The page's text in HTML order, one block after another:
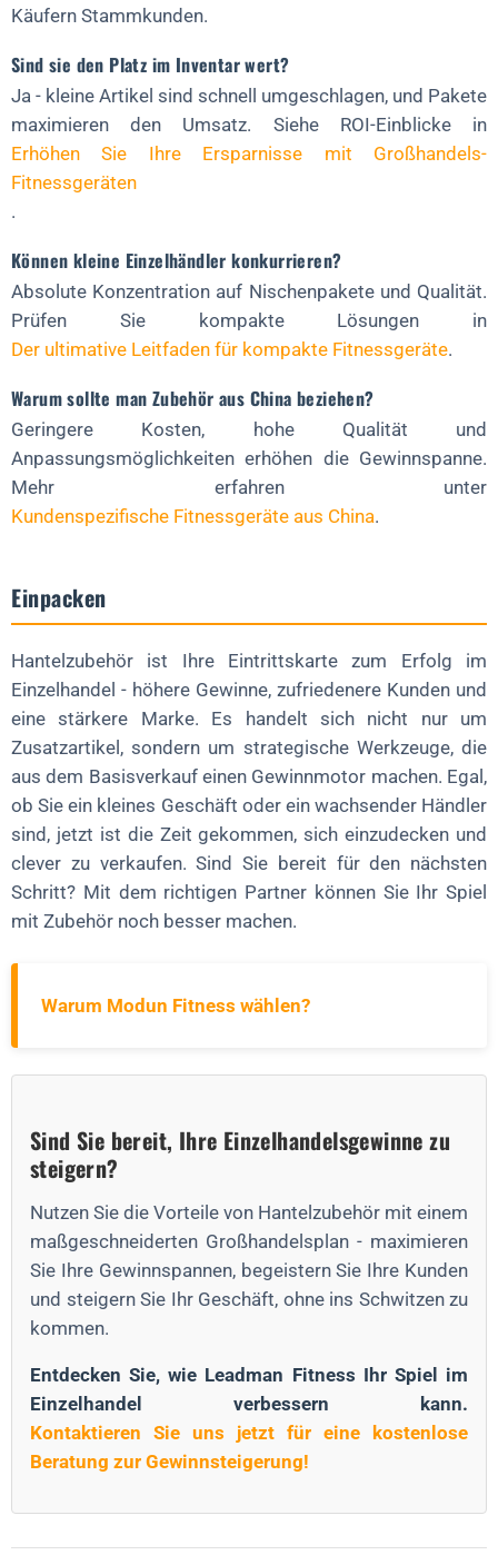
Käufern Stammkunden.
Sind sie den Platz im Inventar wert?
Ja - kleine Artikel sind schnell umgeschlagen, und Pakete
maximieren den Umsatz. Siehe ROI-Einblicke in
Erhöhen Sie Ihre Ersparnisse mit Großhandels-
Fitnessgeräten
.
Können kleine Einzelhändler konkurrieren?
Absolute Konzentration auf Nischenpakete und Qualität.
Prüfen Sie kompakte Lösungen in
Der ultimative Leitfaden für kompakte Fitnessgeräte.
Warum sollte man Zubehör aus China beziehen?
Geringere Kosten, hohe Qualität und
Anpassungsmöglichkeiten erhöhen die Gewinnspanne.
Mehr erfahren unter
Kundenspezifische Fitnessgeräte aus China.
Einpacken
Hantelzubehör ist Ihre Eintrittskarte zum Erfolg im
Einzelhandel - höhere Gewinne, zufriedenere Kunden und
eine stärkere Marke. Es handelt sich nicht nur um
Zusatzartikel, sondern um strategische Werkzeuge, die
aus dem Basisverkauf einen Gewinnmotor machen. Egal,
ob Sie ein kleines Geschäft oder ein wachsender Händler
sind, jetzt ist die Zeit gekommen, sich einzudecken und
clever zu verkaufen. Sind Sie bereit für den nächsten
Schritt? Mit dem richtigen Partner können Sie Ihr Spiel
mit Zubehör noch besser machen.
Warum Modun Fitness wählen?
Sind Sie bereit, Ihre Einzelhandelsgewinne zu
steigern?
Nutzen Sie die Vorteile von Hantelzubehör mit einem
maßgeschneiderten Großhandelsplan - maximieren
Sie Ihre Gewinnspannen, begeistern Sie Ihre Kunden
und steigern Sie Ihr Geschäft, ohne ins Schwitzen zu
kommen.
Entdecken Sie, wie Leadman Fitness Ihr Spiel im
Einzelhandel verbessern kann.
Kontaktieren Sie uns jetzt für eine kostenlose
Beratung zur Gewinnsteigerung!